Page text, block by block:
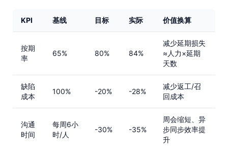
KPI 基线 目标 实际 价值换算
按期
率
65% 80% 84%
减少延期损失
≈人力×延期
天数
缺陷
成本
100% -20% -28%
减少返工/召
回成本
沟通
时间
每周6小
时/人
-30% -35%
周会缩短、异
步同步效率提
升